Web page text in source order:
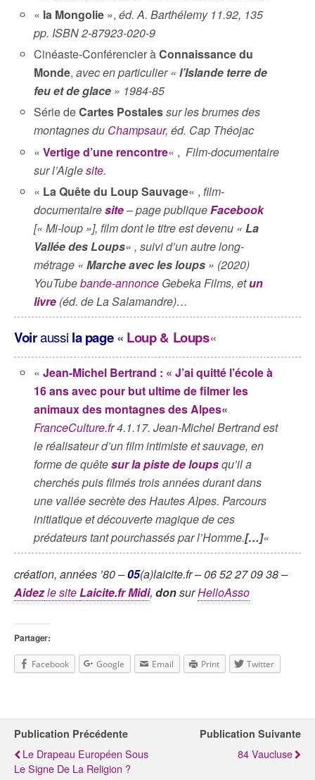
« la Mongolie »,éd. A. Barthélemy 11.92, 135
pp. ISBN 2-87923-020-9
Cinéaste-Conférencier àConnaissance du
Monde,avec en particulier «l’Islande terre de
feu et de glace » 1984-85
Série deCartes Postalessur les brumes des
montagnes du Champsaur, éd. Cap Théojac
«Vertige d’une rencontre« ,Film-documentaire
sur l’Aiglesite.
« La Quête du Loup Sauvage« ,film-
documentairesite– page publiqueFacebook
[« Mi-loup »], film dont le titre est devenu «La
Vallée des Loups« , suivi d’un autre long-
métrage «Marche avec les loups » (2020)
YouTubebande-annonce Gebeka Films, etun
livre (éd. de La Salamandre)…
Voiraussi la page« Loup & Loups«
«Jean-Michel Bertrand : « J’ai quitté l’école à
16 ans avec pour but ultime de filmer les
animaux des montagnes des Alpes«
FranceCulture.fr4.1.17. Jean-Michel Bertrand est
le réalisateur d’un film intimiste et sauvage, en
forme de quêtesur la piste de loupsqu’il a
cherchés puis filmés trois années durant dans
une vallée secrète des Hautes Alpes. Parcours
initiatique et découverte magique de ces
prédateurs tant pourchassés par l’Homme.[…]«
création, années ’80 –05(a)laicite.fr – 06 52 27 09 38 –
Aidezle siteLaicite.fr Midi, donsurHelloAsso
Partager:
Facebook Google Email Print Twitter
Publication Précédente
Le Drapeau Européen Sous
Le Signe De La Religion ?
Publication Suivante
84 Vaucluse